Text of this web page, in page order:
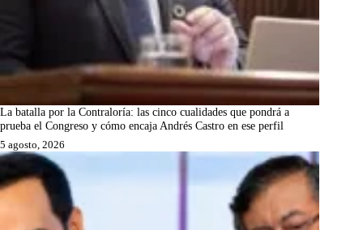
La batalla por la Contraloría: las cinco cualidades que pondrá a
prueba el Congreso y cómo encaja Andrés Castro en ese perfil
5 agosto, 2026